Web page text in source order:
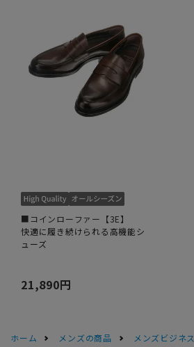
■コインローファー【3E】
快適に履き続けられる高機能シ
ューズ
21,890円
ホーム メンズの商品 メンズビジネス